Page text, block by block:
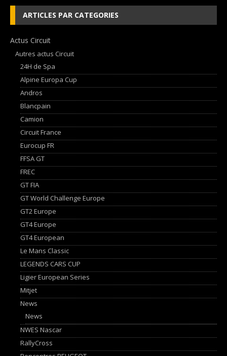
ARTICLES PAR CATEGORIES
Actus Circuit
Autres actus Circuit
24H de Spa
Alpine Europa Cup
Andros
Blancpain
Camion
Circuit France
Eurocup FR
FFSA GT
FREC
GT FIA
GT World Challenge Europe
GT2 Europe
GT4 Europe
GT4 European
Le Mans Classic
LEGENDS CARS CUP
Ligier European Series
Mitjet
News
News
NWES Nascar
RallyCross